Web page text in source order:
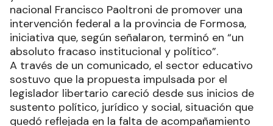
nacional Francisco Paoltroni de promover una
intervención federal a la provincia de Formosa,
iniciativa que, según señalaron, terminó en “un
absoluto fracaso institucional y político”.
A través de un comunicado, el sector educativo
sostuvo que la propuesta impulsada por el
legislador libertario careció desde sus inicios de
sustento político, jurídico y social, situación que
quedó reflejada en la falta de acompañamiento